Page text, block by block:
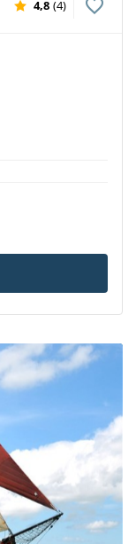
4,8 (4)